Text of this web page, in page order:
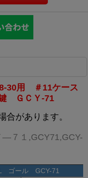
30用 ＃11ケース
ＧＣＹ-71
合があります。
―７１,GCY71,GCY-
ゴール GCY-71